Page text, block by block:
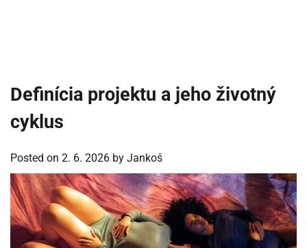
Definícia projektu a jeho životný
cyklus
Posted on 2. 6. 2026 by Jankoš